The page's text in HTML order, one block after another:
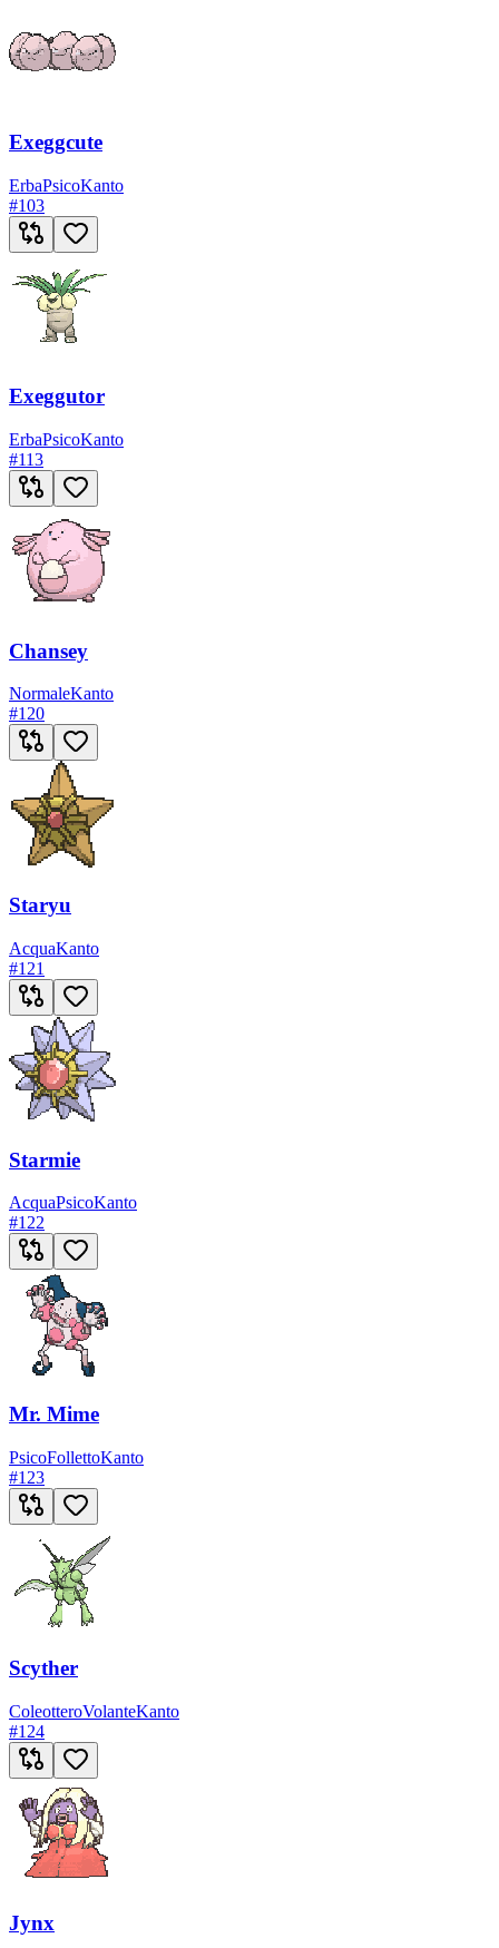
Exeggcute
ErbaPsicoKanto
#103
Exeggutor
ErbaPsicoKanto
#113
Chansey
NormaleKanto
#120
Staryu
AcquaKanto
#121
Starmie
AcquaPsicoKanto
#122
Mr. Mime
PsicoFollettoKanto
#123
Scyther
ColeotteroVolanteKanto
#124
Jynx